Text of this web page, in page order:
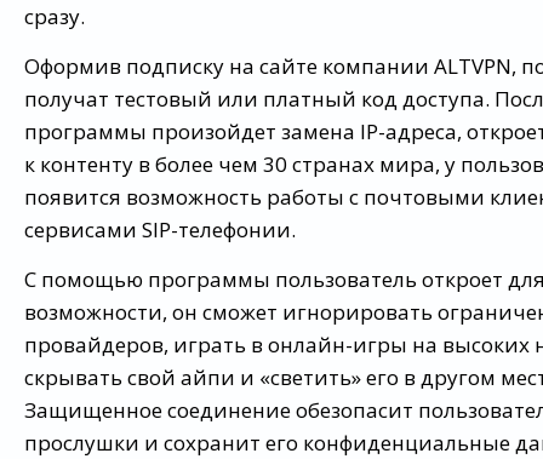
сразу.
Оформив подписку на сайте компании ALTVPN,
получат тестовый или платный код доступа.
программы произойдет замена IP-адреса,
к контенту в более чем 30 странах мира, у
появится возможность работы с почтовыми
сервисами SIP-телефонии.
С помощью программы пользователь откроет
возможности, он сможет игнорировать
провайдеров, играть в онлайн-игры на высоких
скрывать свой айпи и «светить» его в другом
Защищенное соединение обезопасит
прослушки и сохранит его конфиденциальные